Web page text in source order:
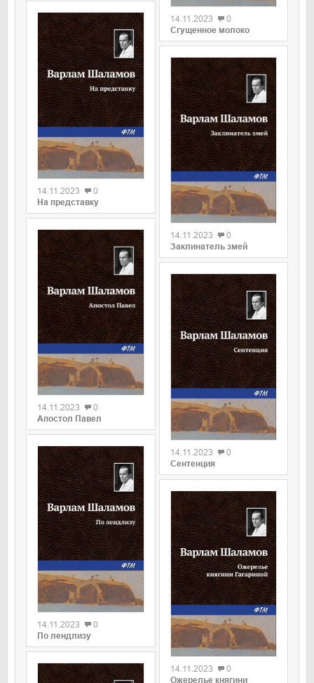
0
14.11.2023
0
На представку
0
14.11.2023
0
Апостол Павел
0
14.11.2023
0
По лендлизу
14.11.2023
0
Сгущенное молоко
0
14.11.2023
0
Заклинатель змей
0
14.11.2023
0
Сентенция
0
14.11.2023
0
Ожерелье княгини